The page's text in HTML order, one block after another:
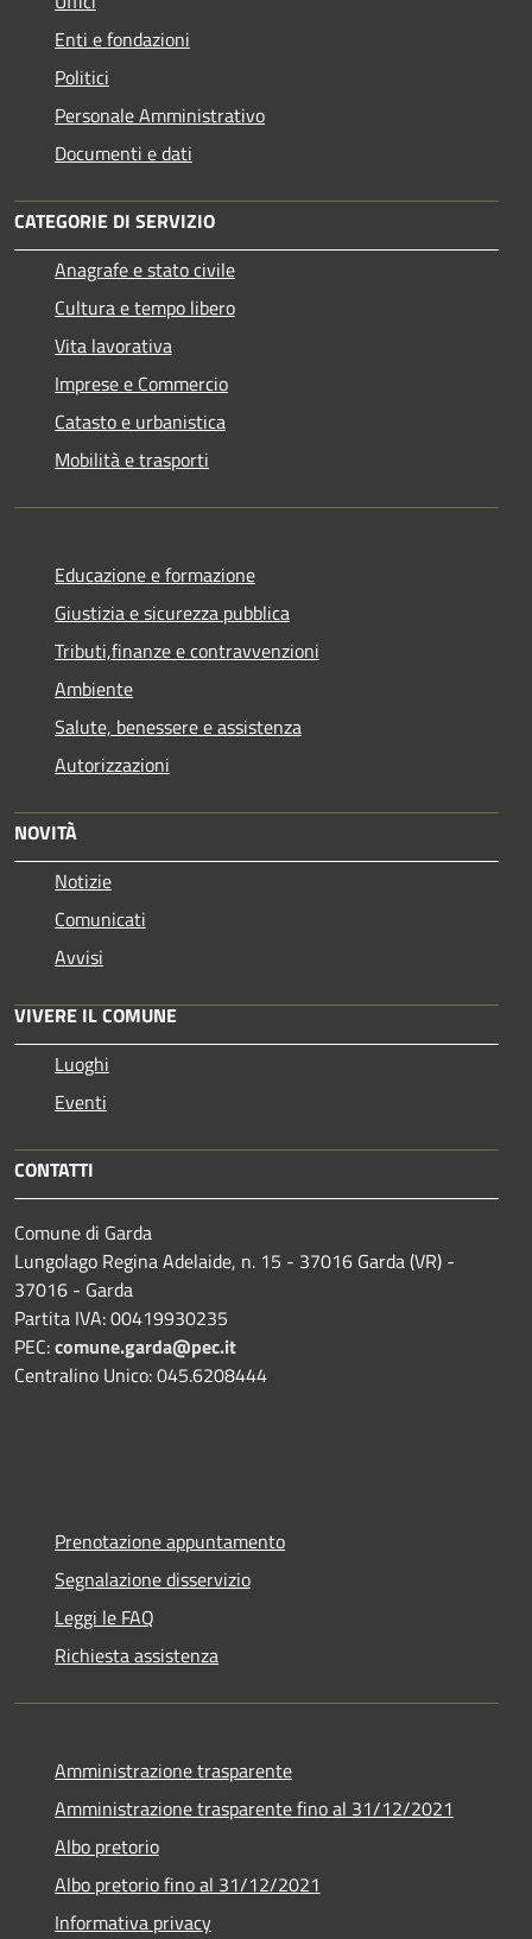
Enti e fondazioni
Politici
Personale Amministrativo
Documenti e dati
CATEGORIE DI SERVIZIO
Anagrafe e stato civile
Cultura e tempo libero
Vita lavorativa
Imprese e Commercio
Catasto e urbanistica
Mobilità e trasporti
Educazione e formazione
Giustizia e sicurezza pubblica
Tributi,finanze e contravvenzioni
Ambiente
Salute, benessere e assistenza
Autorizzazioni
NOVITÀ
Notizie
Comunicati
Avvisi
VIVERE IL COMUNE
Luoghi
Eventi
CONTATTI
Comune di Garda
Lungolago Regina Adelaide, n. 15 - 37016 Garda (VR) -
37016 - Garda
Partita IVA: 00419930235
PEC:comune.garda@pec.it
Centralino Unico: 045.6208444
Prenotazione appuntamento
Segnalazione disservizio
Leggi le FAQ
Richiesta assistenza
Amministrazione trasparente
Amministrazione trasparente fino al 31/12/2021
Albo pretorio
Albo pretorio fino al 31/12/2021
Informativa privacy